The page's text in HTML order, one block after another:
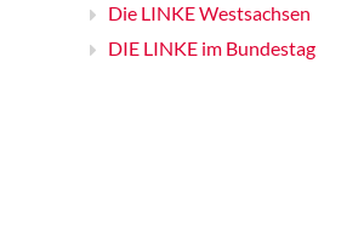
Die LINKE Westsachsen
DIE LINKE im Bundestag